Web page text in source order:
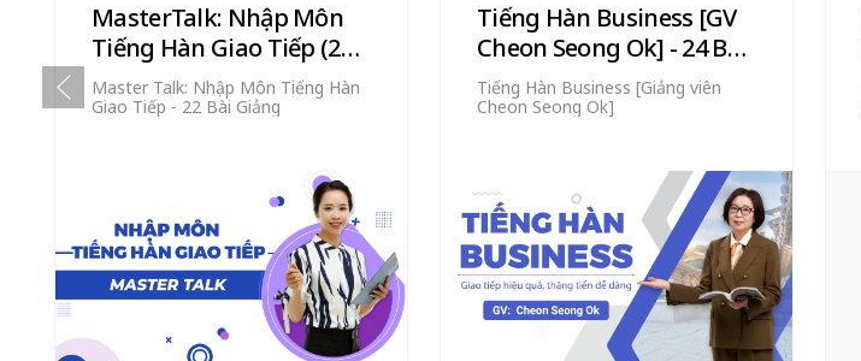
MasterTalk: Nhập Môn
Tiếng Hàn Giao Tiếp (22
bài giảng)
Master Talk: Nhập Môn Tiếng Hàn
Giao Tiếp - 22 Bài Giảng
Tiếng Hàn Business [GV
Cheon Seong Ok] - 24 Bài
Giảng
Tiếng Hàn Business [Giảng viên
Cheon Seong Ok]